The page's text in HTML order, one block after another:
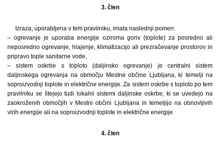
3. člen
Izraza, uporabljena v tem pravilniku, imata naslednji pomen:
– ogrevanje je uporaba energije oziroma goriv (toplote) za posredno ali
neposredno ogrevanje, hlajenje, klimatizacijo ali prezračevanje prostorov in
pripravo tople sanitarne vode,
– sistem oskrbe s toploto (daljinsko ogrevanje) je centralni sistem
daljinskega ogrevanja na območju Mestne občine Ljubljana, ki temelji na
soproizvodnji toplote in električne energije. Za sistem oskrbe s toploto po tem
pravilniku se štejejo tudi lokalni sistemi daljinske oskrbe, ki se uvedejo na
zaokroženih območjih v Mestni občini Ljubljana in temeljijo na obnovljivih
virih energije ali na soproizvodnji toplote in električne energije.
4. člen